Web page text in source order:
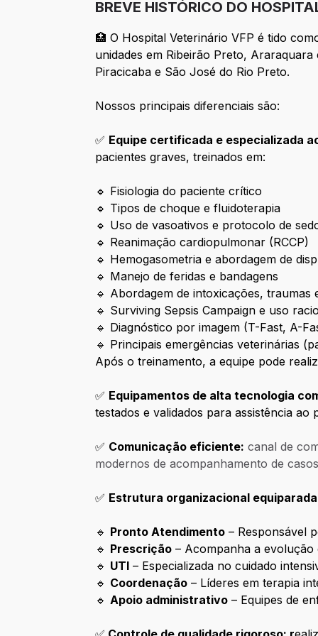
BREVE HISTÓRICO DO
🏥 O Hospital Veterinário VFP é tido
unidades em Ribeirão Preto,
Piracicaba e São José do Rio Preto.
Nossos principais diferenciais são:
✅ Equipe certificada e especializada
pacientes graves, treinados em:
🔹 Fisiologia do paciente crítico
🔹 Tipos de choque e fluidoterapia
🔹 Uso de vasoativos e protocolo de
🔹 Reanimação cardiopulmonar (RCCP)
🔹 Hemogasometria e abordagem de
🔹 Manejo de feridas e bandagens
🔹 Abordagem de intoxicações, traumas
🔹 Surviving Sepsis Campaign e uso
🔹 Diagnóstico por imagem (T-Fast, A-
🔹 Principais emergências veterinárias
Após o treinamento, a equipe pode
✅ Equipamentos de alta tecnologia
testados e validados para assistência
✅ Comunicação eficiente: canal de
modernos de acompanhamento de
✅ Estrutura organizacional
🔹 Pronto Atendimento – Responsável
🔹 Prescrição – Acompanha a
🔹 UTI – Especializada no cuidado
🔹 Coordenação – Líderes em terapia
🔹Apoio administrativo – Equipes de